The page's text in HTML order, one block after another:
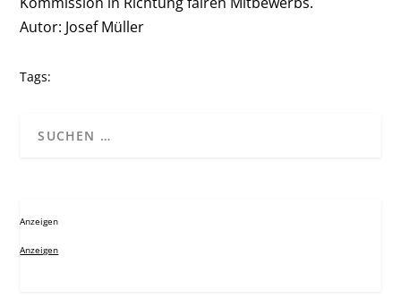
Autor: Josef Müller
Tags:
Anzeigen
Anzeigen